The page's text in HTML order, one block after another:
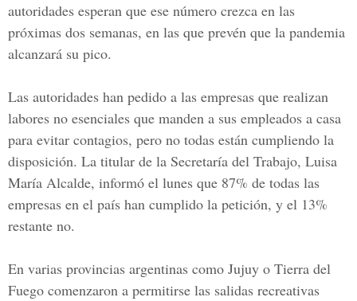
autoridades esperan que ese número crezca en las
próximas dos semanas, en las que prevén que la pandemia
alcanzará su pico.
Las autoridades han pedido a las empresas que realizan
labores no esenciales que manden a sus empleados a casa
para evitar contagios, pero no todas están cumpliendo la
disposición. La titular de la Secretaría del Trabajo, Luisa
María Alcalde, informó el lunes que 87% de todas las
empresas en el país han cumplido la petición, y el 13%
restante no.
En varias provincias argentinas como Jujuy o Tierra del
Fuego comenzaron a permitirse las salidas recreativas